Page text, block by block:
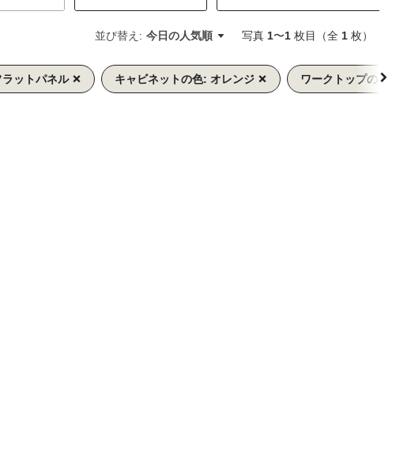
並び替え: 今日の人気順 写真 1〜1 枚目（全 1 枚）
ットパネル キャビネットの色: オレンジ
ワークトップの素材: